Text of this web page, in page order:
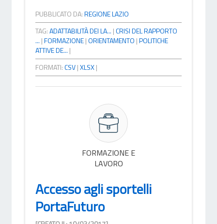
PUBBLICATO DA:REGIONE LAZIO
TAG:ADATTABILITÀ DEI LA... |CRISI DEL RAPPORTO
... |FORMAZIONE|ORIENTAMENTO |POLITICHE
ATTIVE DE... |
FORMATI:CSV|XLSX|
FORMAZIONE E
LAVORO
Accesso agli sportelli
PortaFuturo